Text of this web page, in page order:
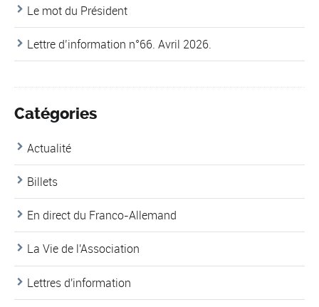
Le mot du Président
Lettre d’information n°66. Avril 2026.
Catégories
Actualité
Billets
En direct du Franco-Allemand
La Vie de l'Association
Lettres d'information